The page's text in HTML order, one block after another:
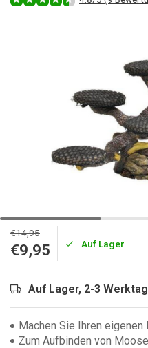
€14,95
€9,95 Auf Lager
Auf Lager, 2-3
Machen Sie Ihren eigenen
Zum Aufbinden von